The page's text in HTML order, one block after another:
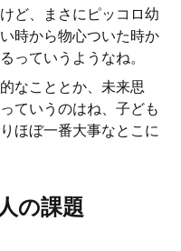
ど、まさにピッコロ幼
時から物心ついた時か
っていうようなね。
なこととか、未来思
ていうのはね、子ども
ほぼ一番大事なとこに
の課題